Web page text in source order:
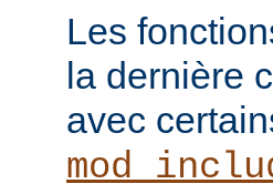
Les
la dernière
avec